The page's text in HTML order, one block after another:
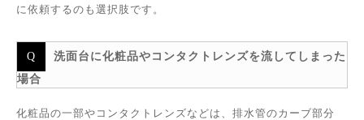
に依頼するのも選択肢です。
洗面台に化粧品やコンタクトレンズを流してしまった
場合
化粧品の一部やコンタクトレンズなどは、排水管のカーブ部分